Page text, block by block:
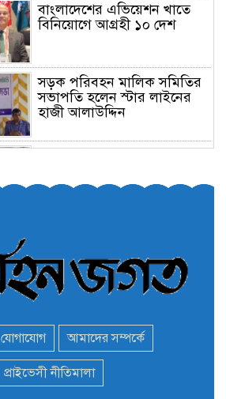
বাংলাদেশের এভিয়েশন খাতে
বিনিয়োগে আগ্রহী ১০ দেশ
সড়ক পরিবহন মালিক সমিতির
সভাপতি হলেন স্টার লাইনের
হাজী আলাউদ্দিন
অনির্দিষ্টকালের জন্য বাংলাদেশে
মন্ত্রী এমপিদের দেশত্যাগের
হিড়িক : নিরাপদ আশ্রয়ে
যোগাযোগ আমাদের সম্পর্কে
প্রাইভেসী নীতিমালা